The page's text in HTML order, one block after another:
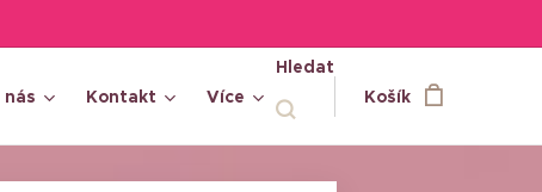
nás Kontakt Více
Hledat
Košík